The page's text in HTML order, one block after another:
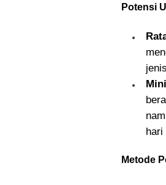
Potensi
hari
Metode